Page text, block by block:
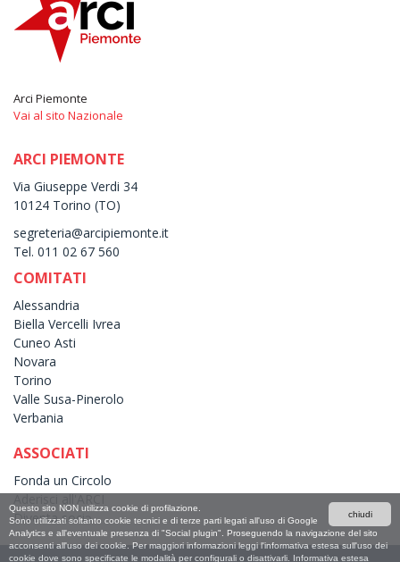
chiudi
Questo sito NON utilizza cookie di profilazione.
Sono utilizzati soltanto cookie tecnici e di terze parti legati all'uso di Google
Analytics e all'eventuale presenza di "Social plugin". Proseguendo la navigazione del sito
acconsenti all'uso dei cookie. Per maggiori informazioni leggi l'informativa estesa sull'uso dei
cookie dove sono specificate le modalità per configurali o disattivarli. Informativa estesa
Arci Piemonte
Vai al sito Nazionale
ARCI PIEMONTE
Via Giuseppe Verdi 34
10124 Torino (TO)
segreteria@arcipiemonte.it
Tel. 011 02 67 560
COMITATI
Alessandria
Biella Vercelli Ivrea
Cuneo Asti
Novara
Torino
Valle Susa-Pinerolo
Verbania
ASSOCIATI
Fonda un Circolo
Diventa sociə